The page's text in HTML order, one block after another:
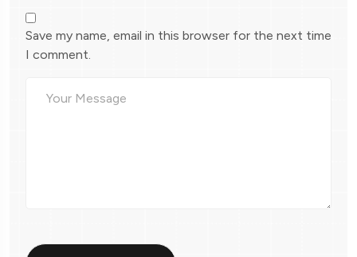
Save my name, email in this browser for the next time
I comment.